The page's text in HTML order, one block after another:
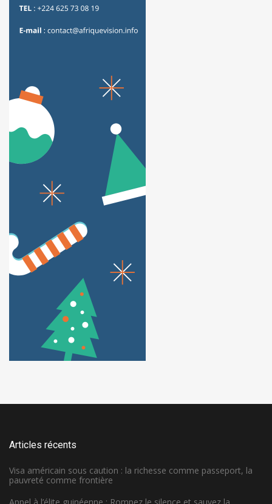
Articles récents
Visa américain sous caution : la richesse comme passeport, la
pauvreté comme frontière